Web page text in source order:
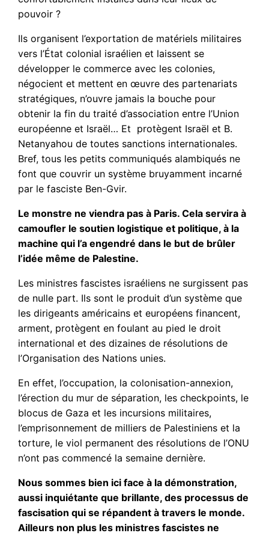
pouvoir ?
Ils organisent l’exportation de matériels militaires
vers l’État colonial israélien et laissent se
développer le commerce avec les colonies,
négocient et mettent en œuvre des partenariats
stratégiques, n’ouvre jamais la bouche pour
obtenir la fin du traité d’association entre l’Union
européenne et Israël… Et protègent Israël et B.
Netanyahou de toutes sanctions internationales.
Bref, tous les petits communiqués alambiqués ne
font que couvrir un système bruyamment incarné
par le fasciste Ben-Gvir.
Le monstre ne viendra pas à Paris. Cela servira à
camoufler le soutien logistique et politique, à la
machine qui l’a engendré dans le but de brûler
l’idée même de Palestine.
Les ministres fascistes israéliens ne surgissent pas
de nulle part. Ils sont le produit d’un système que
les dirigeants américains et européens financent,
arment, protègent en foulant au pied le droit
international et des dizaines de résolutions de
l’Organisation des Nations unies.
En effet, l’occupation, la colonisation-annexion,
l’érection du mur de séparation, les checkpoints, le
blocus de Gaza et les incursions militaires,
l’emprisonnement de milliers de Palestiniens et la
torture, le viol permanent des résolutions de l’ONU
n’ont pas commencé la semaine dernière.
Nous sommes bien ici face à la démonstration,
aussi inquiétante que brillante, des processus de
fascisation qui se répandent à travers le monde.
Ailleurs non plus les ministres fascistes ne